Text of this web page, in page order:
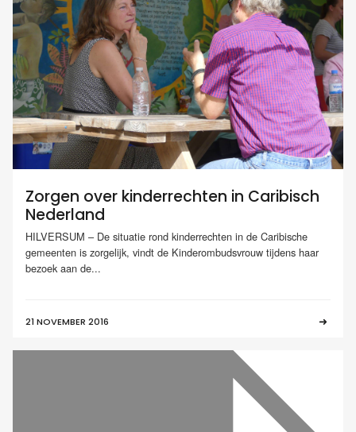
Zorgen over kinderrechten in Caribisch
Nederland
HILVERSUM – De situatie rond kinderrechten in de Caribische
gemeenten is zorgelijk, vindt de Kinderombudsvrouw tijdens haar
bezoek aan de...
21 NOVEMBER 2016